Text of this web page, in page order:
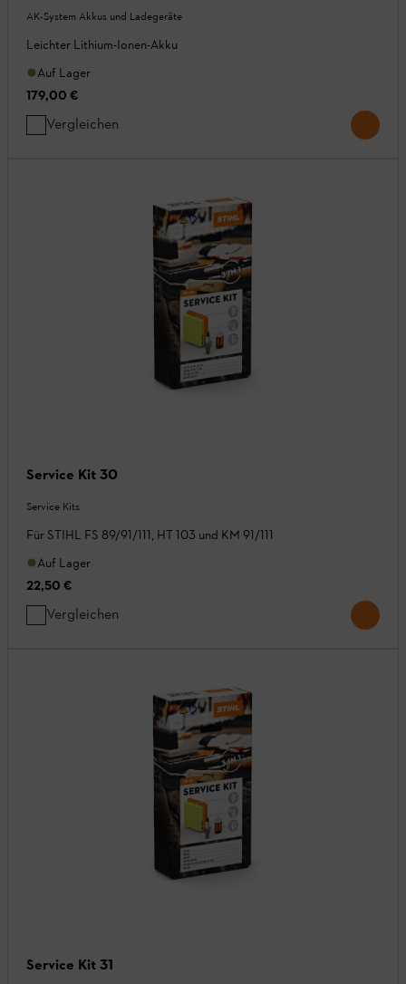
AK-System Akkus und Ladegeräte
Leichter Lithium-Ionen-Akku
Auf Lager
179,00 €
Vergleichen
Service Kit 30
Service Kits
Für STIHL FS 89/91/111, HT 103 und KM 91/111
Auf Lager
22,50 €
Vergleichen
Service Kit 31